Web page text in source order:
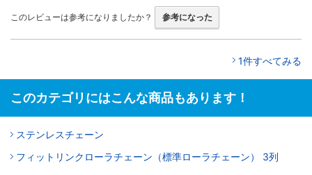
このレビューは参考になりましたか？ 参考になった
1件すべてみる
このカテゴリにはこんな商品もあります！
ステンレスチェーン
フィットリンクローラチェーン（標準ローラチェーン） 3列